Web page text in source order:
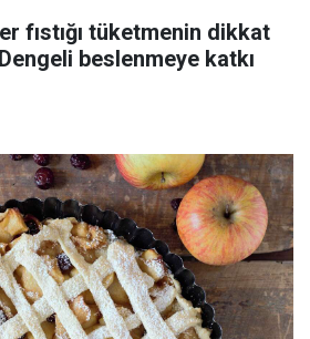
fıstığı tüketmenin dikkat
beslenmeye katkı